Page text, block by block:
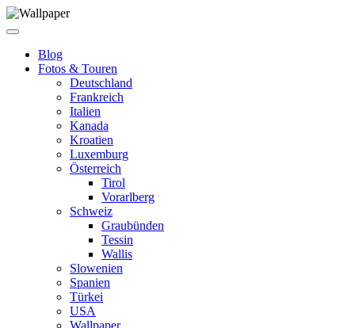
Blog
Fotos & Touren
Deutschland
Frankreich
Italien
Kanada
Kroatien
Luxemburg
Österreich
Tirol
Vorarlberg
Schweiz
Graubünden
Tessin
Wallis
Slowenien
Spanien
Türkei
USA
Wallpaper